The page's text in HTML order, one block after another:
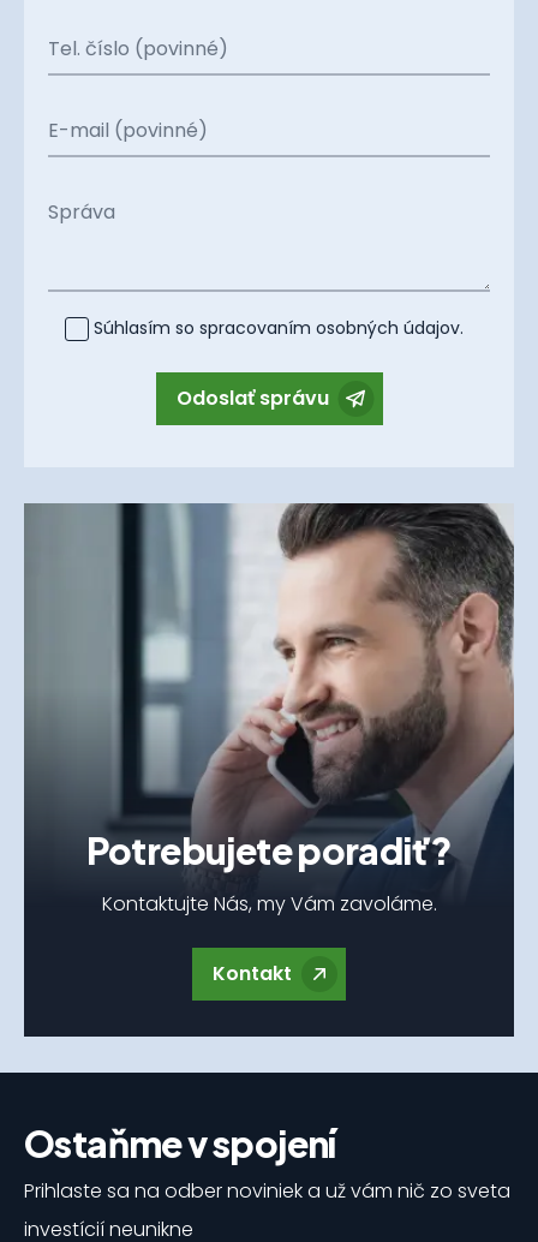
Tel. číslo (povinné)
E-mail (povinné)
Správa
Súhlasím so spracovaním osobných údajov.
Odoslať správu
Potrebujete poradiť?
Kontaktujte Nás, my Vám zavoláme.
Kontakt
Ostaňme v spojení
Prihlaste sa na odber noviniek a už vám nič zo sveta
investícií neunikne